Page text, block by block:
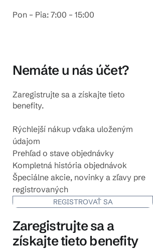
Pon – Pia: 7:00 – 15:00
Nemáte u nás účet?
Zaregistrujte sa a získajte tieto
benefity.
Rýchlejší nákup vďaka uloženým
údajom
Prehľad o stave objednávky
Kompletná história objednávok
Špeciálne akcie, novinky a zľavy pre
registrovaných
REGISTROVAŤ SA
Zaregistrujte sa a
získajte tieto benefity